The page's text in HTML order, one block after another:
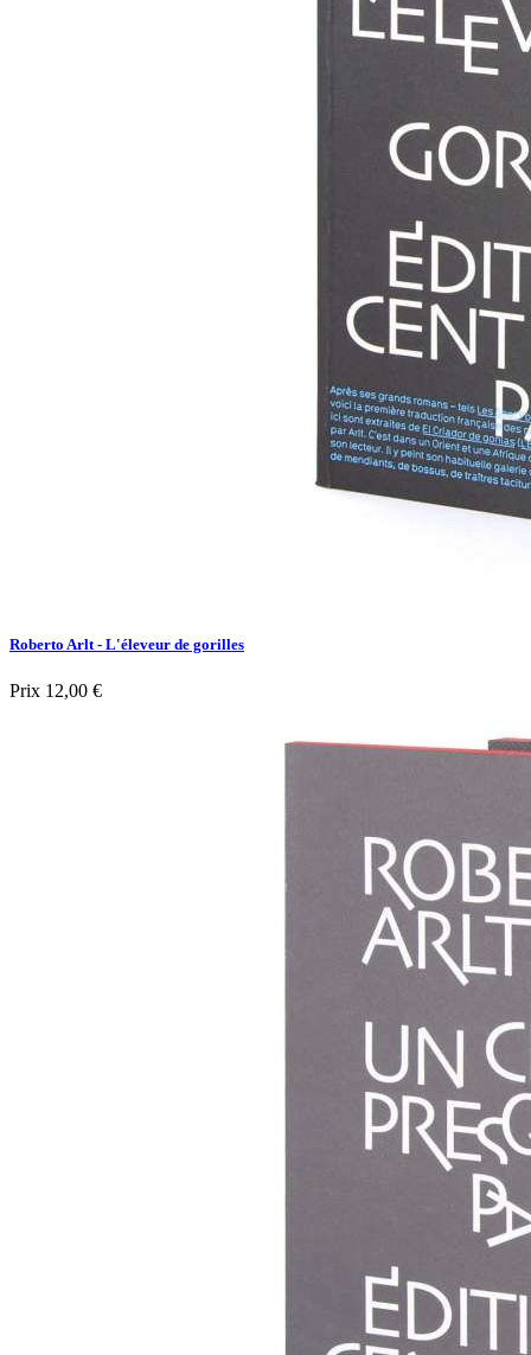
Roberto Arlt - L'éleveur de gorilles
Prix 12,00 €